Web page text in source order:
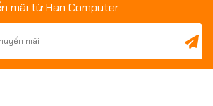
mãi từ Han Computer